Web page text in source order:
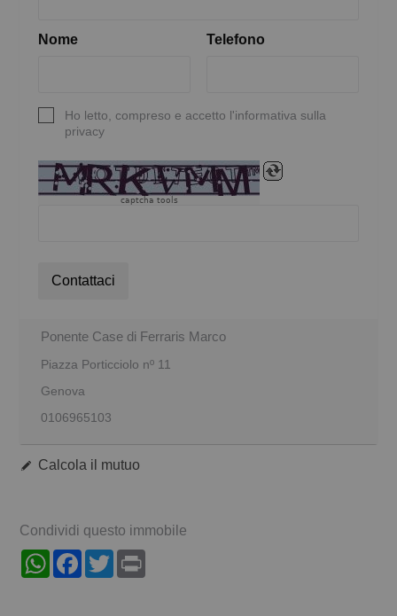
Nome Telefono
Ho letto, compreso e accetto l'informativa sulla
privacy
captcha tools
Contattaci
Ponente Case di Ferraris Marco
Piazza Porticciolo nº 11
Genova
0106965103
Calcola il mutuo
Condividi questo immobile
WhatsAppFacebook
Twitter